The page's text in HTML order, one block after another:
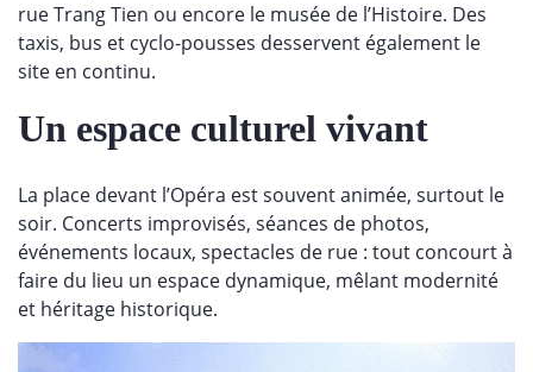
rue Trang Tien ou encore le musée de l’Histoire. Des
taxis, bus et cyclo-pousses desservent également le
site en continu.
Un espace culturel vivant
La place devant l’Opéra est souvent animée, surtout le
soir. Concerts improvisés, séances de photos,
événements locaux, spectacles de rue : tout concourt à
faire du lieu un espace dynamique, mêlant modernité
et héritage historique.